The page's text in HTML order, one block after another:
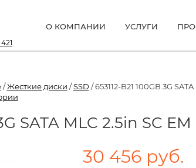
О КОМПАНИИ УСЛУГИ
/Жесткие диски /SSD / 653112-B21 100GB 3G
SATA MLC 2.5in SC EM
30 456 руб.